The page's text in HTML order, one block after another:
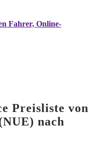
Fahrer, Online-
Preisliste von
nach